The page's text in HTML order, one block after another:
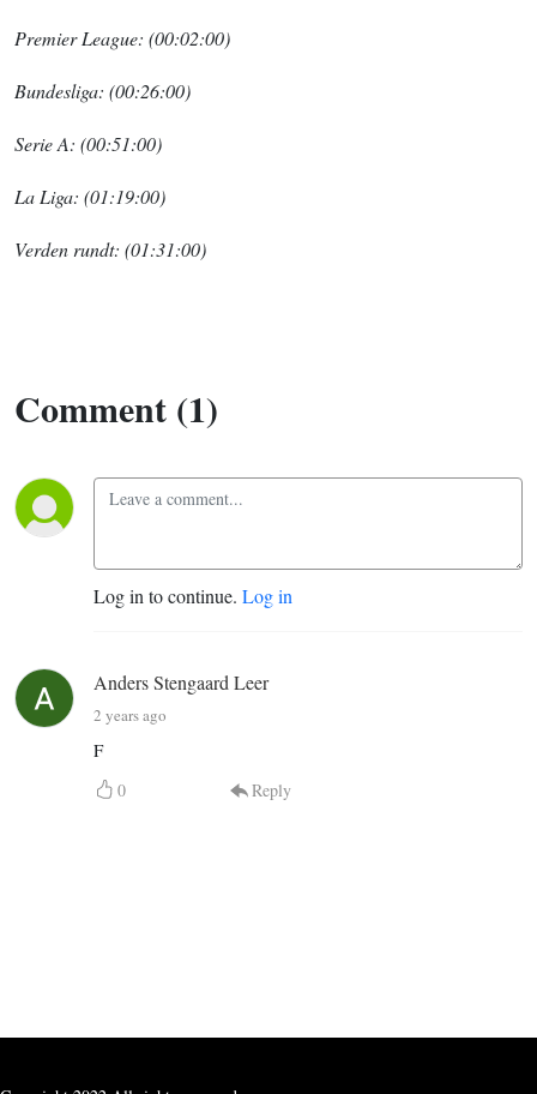
Premier League: (00:02:00)
Bundesliga: (00:26:00)
Serie A: (00:51:00)
La Liga: (01:19:00)
Verden rundt: (01:31:00)
Comment (1)
Log in to continue. Log in
Anders Stengaard Leer
2 years ago
F
0 Reply